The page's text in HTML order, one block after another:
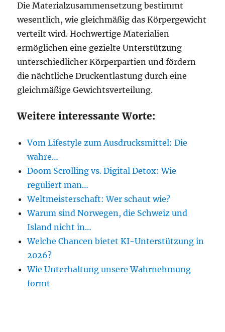
Die Materialzusammensetzung bestimmt
wesentlich, wie gleichmäßig das Körpergewicht
verteilt wird. Hochwertige Materialien
ermöglichen eine gezielte Unterstützung
unterschiedlicher Körperpartien und fördern
die nächtliche Druckentlastung durch eine
gleichmäßige Gewichtsverteilung.
Weitere interessante Worte:
Vom Lifestyle zum Ausdrucksmittel: Die
wahre…
Doom Scrolling vs. Digital Detox: Wie
reguliert man…
Weltmeisterschaft: Wer schaut wie?
Warum sind Norwegen, die Schweiz und
Island nicht in…
Welche Chancen bietet KI-Unterstützung in
2026?
Wie Unterhaltung unsere Wahrnehmung
formt